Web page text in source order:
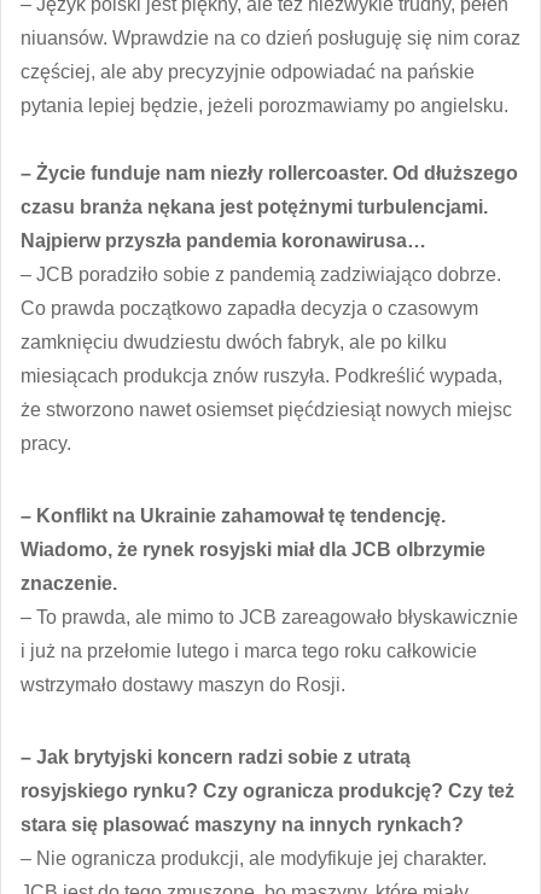
niuansów. Wprawdzie na co dzień posługuję się nim coraz
częściej, ale aby precyzyjnie odpowiadać na pańskie
pytania lepiej będzie, jeżeli porozmawiamy po angielsku.
– Życie funduje nam niezły rollercoaster. Od dłuższego
czasu branża nękana jest potężnymi turbulencjami.
Najpierw przyszła pandemia koronawirusa…
– JCB poradziło sobie z pandemią zadziwiająco dobrze.
Co prawda początkowo zapadła decyzja o czasowym
zamknięciu dwudziestu dwóch fabryk, ale po kilku
miesiącach produkcja znów ruszyła. Podkreślić wypada,
że stworzono nawet osiemset pięćdziesiąt nowych miejsc
pracy.
– Konflikt na Ukrainie zahamował tę tendencję.
Wiadomo, że rynek rosyjski miał dla JCB olbrzymie
znaczenie.
– To prawda, ale mimo to JCB zareagowało błyskawicznie
i już na przełomie lutego i marca tego roku całkowicie
wstrzymało dostawy maszyn do Rosji.
– Jak brytyjski koncern radzi sobie z utratą
rosyjskiego rynku? Czy ogranicza produkcję? Czy też
stara się plasować maszyny na innych rynkach?
– Nie ogranicza produkcji, ale modyfikuje jej charakter.